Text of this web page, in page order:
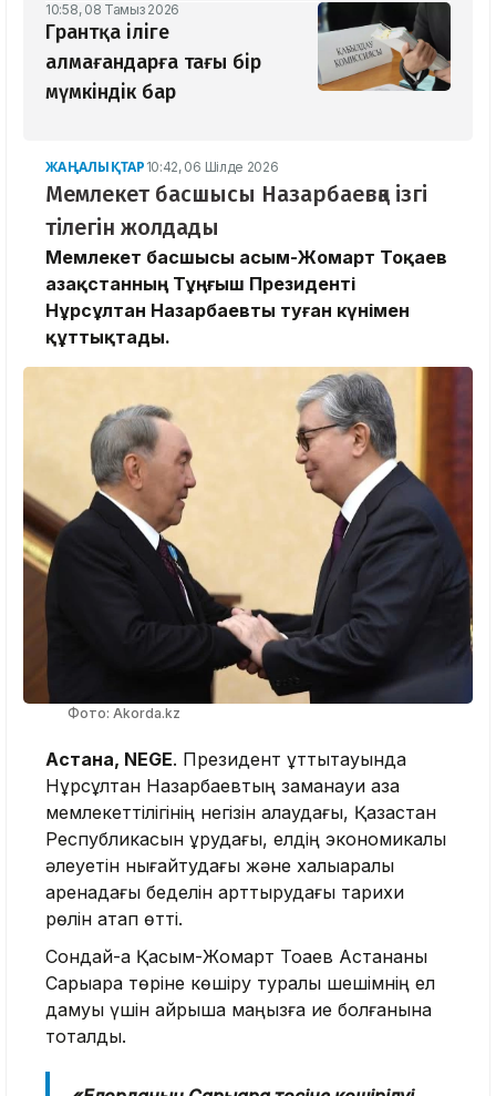
10:58, 08 Тамыз 2026
Грантқа іліге
алмағандарға тағы бір
мүмкіндік бар
ЖАҢАЛЫҚТАР 10:42, 06 Шілде 2026
Мемлекет басшысы Назарбаевқа ізгі
тілегін жолдады
Мемлекет басшысы Қасым-Жомарт Тоқаев
Қазақстанның Тұңғыш Президенті
Нұрсұлтан Назарбаевты туған күнімен
құттықтады.
Фото: Akorda.kz
Астана, NEGE. Президент құттықтауында
Нұрсұлтан Назарбаевтың заманауи қазақ
мемлекеттілігінің негізін қалаудағы, Қазақстан
Республикасын құрудағы, елдің экономикалық
әлеуетін нығайтудағы және халықаралық
аренадағы беделін арттырудағы тарихи
рөлін атап өтті.
Сондай-ақ Қасым-Жомарт Тоқаев Астананы
Сарыарқа төріне көшіру туралы шешімнің ел
дамуы үшін айрықша маңызға ие болғанына
тоқталды.